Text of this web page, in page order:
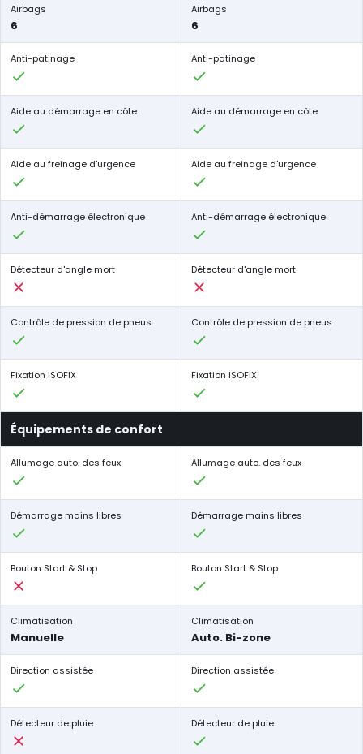
Airbags
6
Airbags
6
Anti-patinage Anti-patinage
Aide au démarrage en côte Aide au démarrage en côte
Aide au freinage d'urgence Aide au freinage d'urgence
Anti-démarrage électronique Anti-démarrage électronique
Détecteur d'angle mort Détecteur d'angle mort
Contrôle de pression de pneus Contrôle de pression de pneus
Fixation ISOFIX Fixation ISOFIX
Équipements de confort
Allumage auto. des feux Allumage auto. des feux
Démarrage mains libres Démarrage mains libres
Bouton Start & Stop Bouton Start & Stop
Climatisation
Manuelle
Climatisation
Auto. Bi-zone
Direction assistée Direction assistée
Détecteur de pluie Détecteur de pluie